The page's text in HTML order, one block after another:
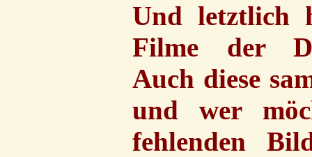
Und letztlich
Filme der
Auch diese
und wer
fehlenden